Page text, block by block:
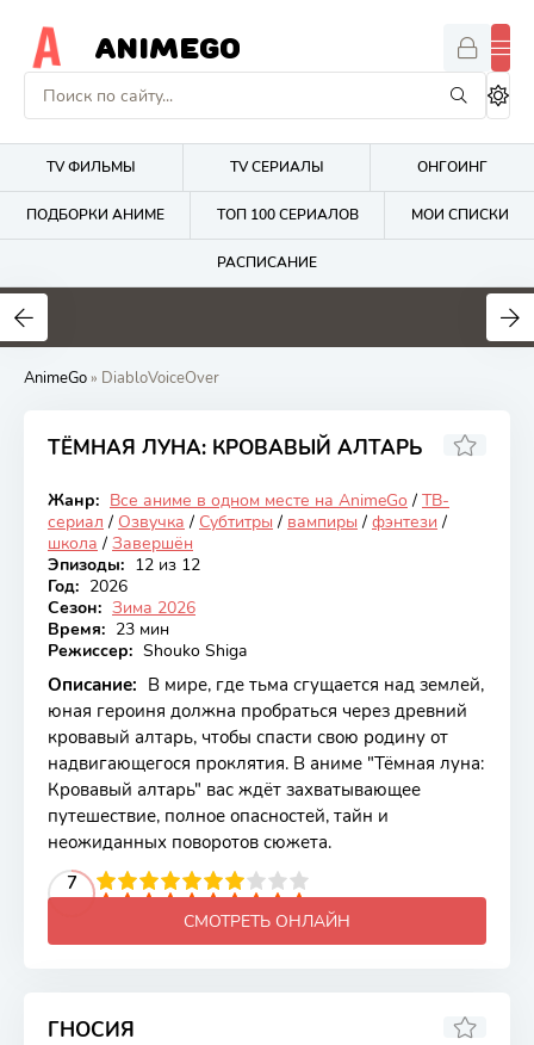
ANIMEGO
TV ФИЛЬМЫ TV СЕРИАЛЫ ОНГОИНГ
ПОДБОРКИ АНИМЕ ТОП 100 СЕРИАЛОВ МОИ СПИСКИ
РАСПИСАНИЕ
1.7
AnimeGo» DiabloVoiceOver
ТЁМНАЯ ЛУНА: КРОВАВЫЙ АЛТАРЬ
Закончен
6.37
Жанр: Все аниме в одном месте на AnimeGo / ТВ-
сериал / Озвучка / Субтитры / вампиры / фэнтези /
школа / Завершён
Эпизоды: 12 из 12
Год: 2026
Сезон: Зима 2026
Время: 23 мин
Режиссер: Shouko Shiga
Описание: В мире, где тьма сгущается над землей,
юная героиня должна пробраться через древний
кровавый алтарь, чтобы спасти свою родину от
надвигающегося проклятия. В аниме "Тёмная луна:
Кровавый алтарь" вас ждёт захватывающее
путешествие, полное опасностей, тайн и
неожиданных поворотов сюжета.
7
4 5 6 7 8 9 10
СМОТРЕТЬ ОНЛАЙН
ГНОСИЯ